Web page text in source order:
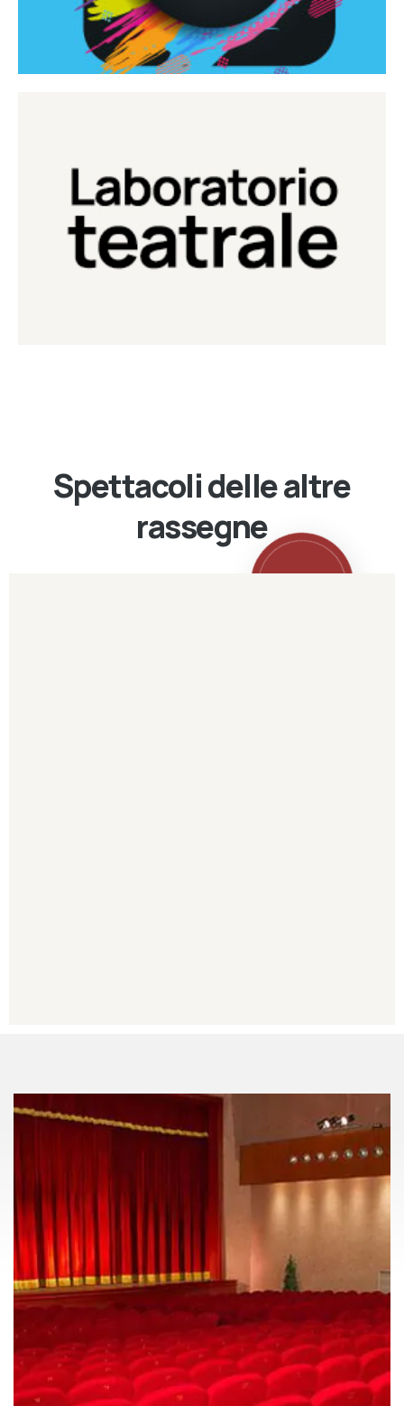
Laboratorio Teatrale
Laboratorio di teatro del Teatro Eduardo de Filippo
Continua
Spettacoli delle altre
rassegne